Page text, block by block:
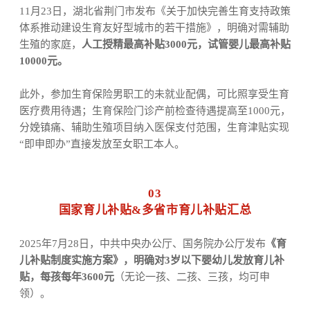
11 月 23 日， 湖北省荆门市发布《关于加快完善生育支持政策
体系推动建设生育友好型城市的若干措施》，明确对需辅助
生殖的家庭，
人工授精最高补贴3000元，试管婴儿最高补贴
10000元。
此外，参加生育保险男职工的未就业配偶，可比照享受生育
医疗费用待遇；生育保险门诊产前检查待遇提高至1000元，
分娩镇痛、辅助生殖项目纳入医保支付范围，生育津贴实现
“即申即办”直接发放至女职工本人。
03
国家育儿补贴&多省市育儿补贴汇总
2025年7月 28 日，中共中央办公厅、国务院办公厅发布 《育
儿补贴制度实施方案》，
明确对3岁以下婴幼儿发放育儿补
贴，每孩每年3600元 （无论一孩、二孩、三孩，均可申
领）。